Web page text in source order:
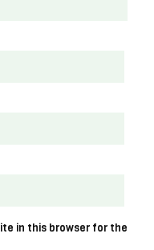
in this browser for the